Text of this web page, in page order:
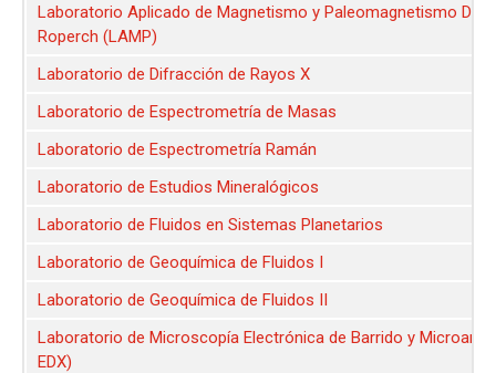
Laboratorio Aplicado de Magnetismo y Paleomagnetismo Dr.
Roperch (LAMP)
Laboratorio de Difracción de Rayos X
Laboratorio de Espectrometría de Masas
Laboratorio de Espectrometría Ramán
Laboratorio de Estudios Mineralógicos
Laboratorio de Fluidos en Sistemas Planetarios
Laboratorio de Geoquímica de Fluidos I
Laboratorio de Geoquímica de Fluidos II
Laboratorio de Microscopía Electrónica de Barrido y
EDX)